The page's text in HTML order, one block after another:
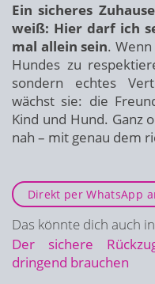
Ein sicheres
weiß: Hier darf ich
mal allein sein.
Hundes zu
sondern echtes
wächst sie: die
Kind und Hund. Ganz
nah – mit genau dem
Direkt per WhatsApp
Das könnte dich auch
Der sichere
dringend brauchen